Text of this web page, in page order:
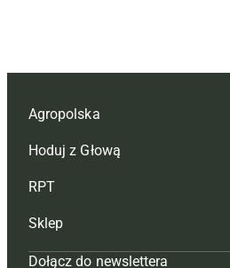
Agropolska
Redakcja
Reklama
Tagi
Mapa serwisu
Hoduj z Głową
Hoduj z głową bydło
Hoduj z głową świnie
Prenumerata
RPT
Redakcja
Sklep
Dołącz do newslettera